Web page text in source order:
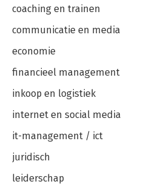
coaching en trainen
communicatie en media
economie
financieel management
inkoop en logistiek
internet en social media
it-management / ict
juridisch
leiderschap